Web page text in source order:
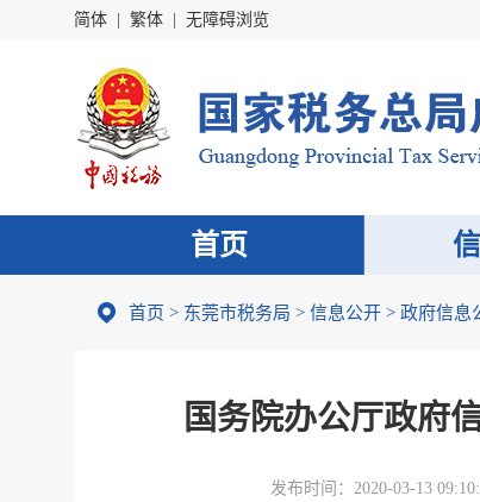
简体 繁体 无障碍浏览
首页
首页 > 东莞市税务局 > 信息公开 > 政府信息
国务院办公厅政府
发布时间： 2020-03-13